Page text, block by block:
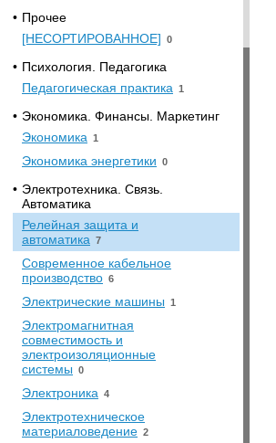
• Прочее
[НЕСОРТИРОВАННОЕ] 0
• Психология. Педагогика
Педагогическая практика 1
• Экономика. Финансы. Маркетинг
Экономика 1
Экономика энергетики 0
• Электротехника. Связь.
Автоматика
Релейная защита и
автоматика 7
Современное кабельное
производство 6
Электрические машины 1
Электромагнитная
совместимость и
электроизоляционные
системы 0
Электроника 4
Электротехническое
материаловедение 2